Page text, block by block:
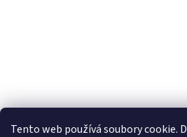
Tento web používá soubory cookie.